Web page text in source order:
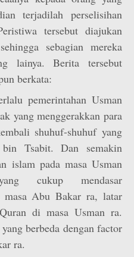
terjadilah perselisihan
tersebut diajukan
sebagian mereka
lainya. Berita tersebut
berkata:
pemerintahan Usman
yang menggerakkan para
shuhuf-shuhuf yang
Tsabit. Dan semakin
islam pada masa Usman
cukup mendasar
masa Abu Bakar ra, latar
di masa Usman ra.
berbeda dengan factor
ra.